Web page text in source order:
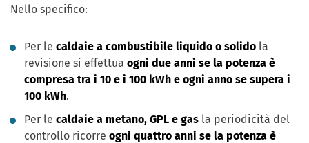
Nello specifico:
Per le caldaie a combustibile liquido o solido la
revisione si effettua ogni due anni se la potenza è
compresa tra i 10 e i 100 kWh e ogni anno se supera i
100 kWh.
Per le caldaie a metano, GPL e gas la periodicità del
controllo ricorre ogni quattro anni se la potenza è